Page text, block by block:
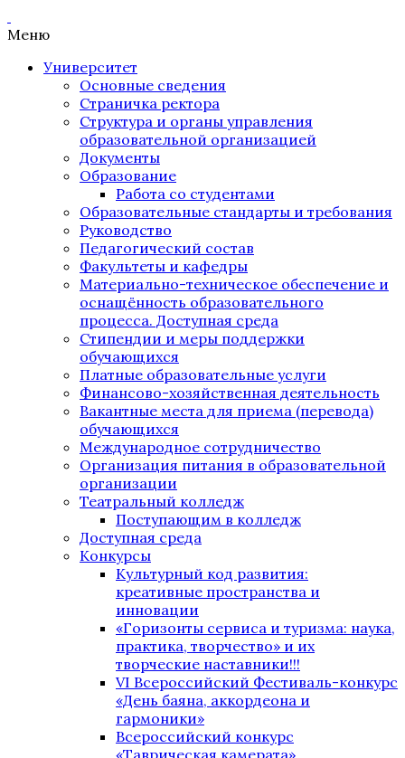
Меню
Университет
Основные сведения
Страничка ректора
Структура и органы управления
образовательной организацией
Документы
Образование
Работа со студентами
Образовательные стандарты и требования
Руководство
Педагогический состав
Факультеты и кафедры
Материально-техническое обеспечение и
оснащённость образовательного
процесса. Доступная среда
Стипендии и меры поддержки
обучающихся
Платные образовательные услуги
Финансово-хозяйственная деятельность
Вакантные места для приема (перевода)
обучающихся
Международное сотрудничество
Организация питания в образовательной
организации
Театральный колледж
Поступающим в колледж
Доступная среда
Конкурсы
Культурный код развития:
креативные пространства и
инновации
«Горизонты сервиса и туризма: наука,
практика, творчество» и их
творческие наставники!!!
VI Всероссийский Фестиваль-конкурс
«День баяна, аккордеона и
гармоники»
Всероссийский конкурс
«Таврическая камерата»